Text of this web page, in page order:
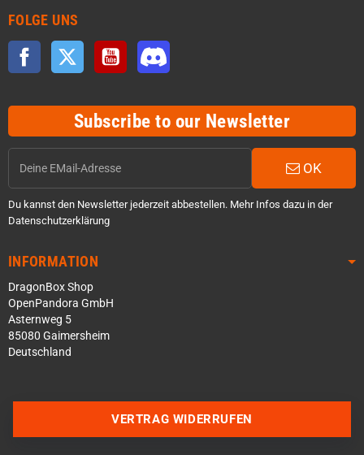
FOLGE UNS
Facebook Twitter YouTube
Subscribe to our Newsletter
OK
Du kannst den Newsletter jederzeit abbestellen. Mehr Infos dazu in der
Datenschutzerklärung
INFORMATION
DragonBox Shop
OpenPandora GmbH
Asternweg 5
85080 Gaimersheim
Deutschland
Über WhatsApp schreiben
VERTRAG WIDERRUFEN